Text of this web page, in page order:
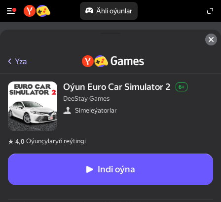
Ähli oýunlar
Yza
Oýun Euro Car Simulator 2 6+
DeeStay Games
Simeleýatorlar
4,0 Oýunçylaryň reýtingi
Indi oýna